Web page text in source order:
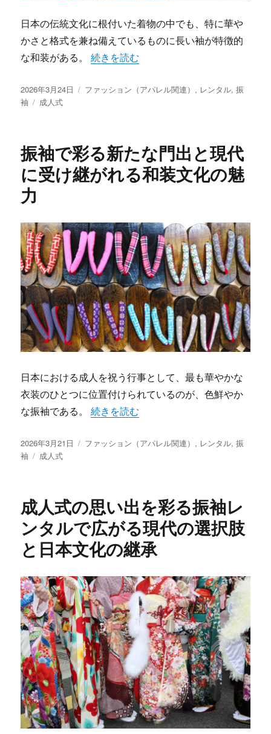
日本の伝統文化に根付いた着物の中でも、特に華や
かさと格式を兼ね備えているものに長い袖が特徴的
な和装がある。“振袖に込める家族の思いと広がる選択
続きを読む
投
稿
2026年3月24日
カ
ファッション（アパレル関連） , レンタル,振
袖
タ
成人式
振袖で彩る新たな門出と現代
に受け継がれる和装文化の魅
力
日本における成人を祝う行事として、最も華やかな
衣装のひとつに位置付けられているのが、色鮮やか
な振袖である。“振袖で彩る新たな門出と現代に受け継
続きを読む
投
稿
2026年3月21日
カ
ファッション（アパレル関連） , レンタル,振
袖
タ
成人式
成人式の思い出を彩る振袖レ
ンタルで広がる現代の選択肢
と日本文化の継承